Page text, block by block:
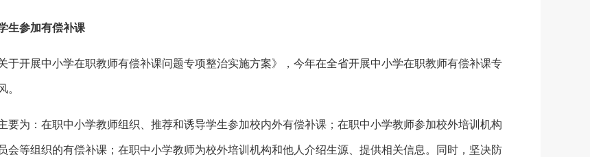
参加有偿补课
开展中小学在职教师有偿补课问题专项整治实施方案》，今年在全省开展中小学在职教师有偿补课专
为：在职中小学教师组织、推荐和诱导学生参加校内外有偿补课；在职中小学教师参加校外培训机构
会等组织的有偿补课；在职中小学教师为校外培训机构和他人介绍生源、提供相关信息。同时，坚决防